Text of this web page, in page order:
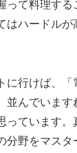
って料理する
はハードル
に行けば、
並んでいま
っています
分野をマスタ